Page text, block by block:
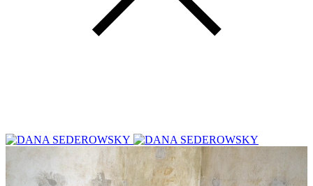
Videospelare